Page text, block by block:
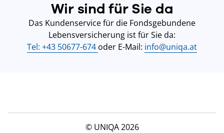
Wir sind für Sie da
Das Kundenservice für die Fondsgebundene
Lebensversicherung ist für Sie da:
Tel: +43 50677-674 oder E-Mail: info@uniqa.at
© UNIQA 2026